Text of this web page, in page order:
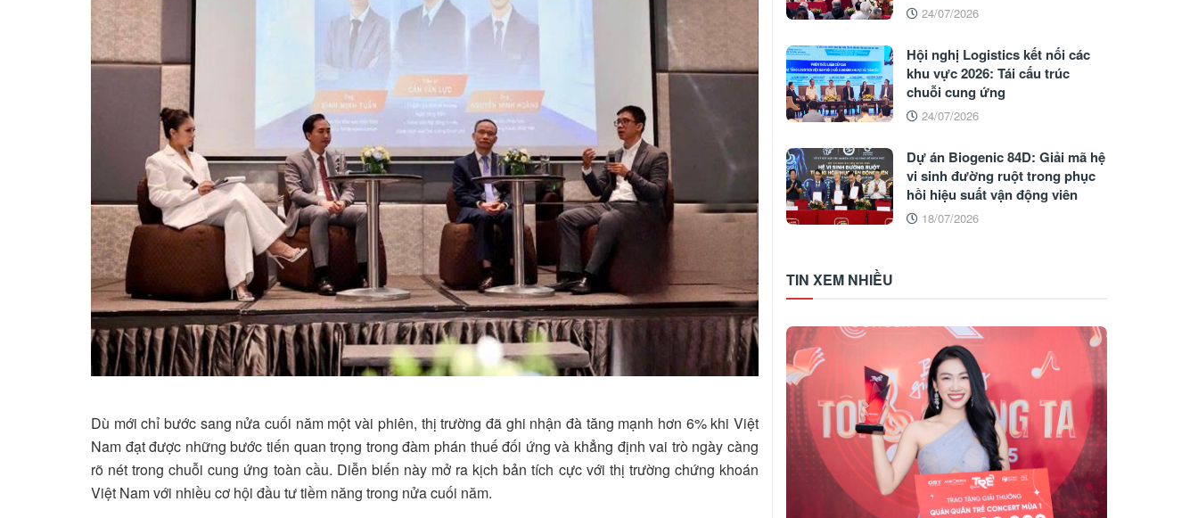
Dù mới chỉ bước sang nửa cuối năm một vài phiên, thị trường đã ghi nhận đà tăng mạnh hơn 6% khi Việt
Nam đạt được những bước tiến quan trọng trong đàm phán thuế đối ứng và khẳng định vai trò ngày càng
rõ nét trong chuỗi cung ứng toàn cầu. Diễn biến này mở ra kịch bản tích cực với thị trường chứng khoán
Việt Nam với nhiều cơ hội đầu tư tiềm năng trong nửa cuối năm.
24/07/2026
Hội nghị Logistics kết nối các
khu vực 2026: Tái cấu trúc
chuỗi cung ứng
24/07/2026
Dự án Biogenic 84D: Giải mã hệ
vi sinh đường ruột trong phục
hồi hiệu suất vận động viên
18/07/2026
TIN XEM NHIỀU